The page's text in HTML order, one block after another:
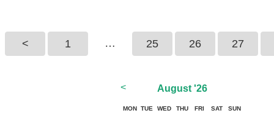
< 1 … 25 26 27
< August '26
MON TUE WED THU FRI SAT SUN